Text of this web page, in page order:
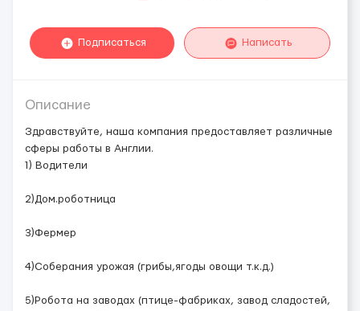
Подписаться Написать
Описание
Здравствуйте, наша компания предоставляет различные
сферы работы в Англии.
1) Водители
2)Дом.роботница
3)Фермер
4)Соберания урожая (грибы,ягоды овощи т.к.д.)
5)Робота на заводах (птице-фабриках, завод сладостей,